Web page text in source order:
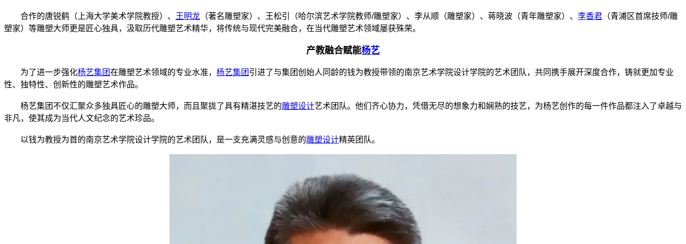
合作的唐锐鹤（上海大学美术学院教授）、 王明龙 （著名雕塑家）、王松引（哈尔滨艺术学院教师/雕塑家）、李从顺（雕塑家）、蒋晓波（青年雕塑家）、 李香君 （青浦区首席技师/雕
塑家）等雕塑大师更是匠心独具，汲取历代雕塑艺术精华，将传统与现代完美融合，在当代雕塑艺术领域屡获殊荣。
产教融合赋能杨艺
为了进一步强化杨艺集团在雕塑艺术领域的专业水准， 杨艺集团 引进了与集团创始人同龄的钱为教授带领的南京艺术学院设计学院的艺术团队，共同携手展开深度合作，铸就更加专业
性、独特性、创新性的雕塑艺术作品。
杨艺集团不仅汇聚众多独具匠心的雕塑大师，而且聚拢了具有精湛技艺的雕塑设计艺术团队。他们齐心协力，凭借无尽的想象力和娴熟的技艺，为杨艺创作的每一件作品都注入了卓越与
非凡，使其成为当代人文纪念的艺术珍品。
以钱为教授为首的南京艺术学院设计学院的艺术团队，是一支充满灵感与创意的雕塑设计精英团队。